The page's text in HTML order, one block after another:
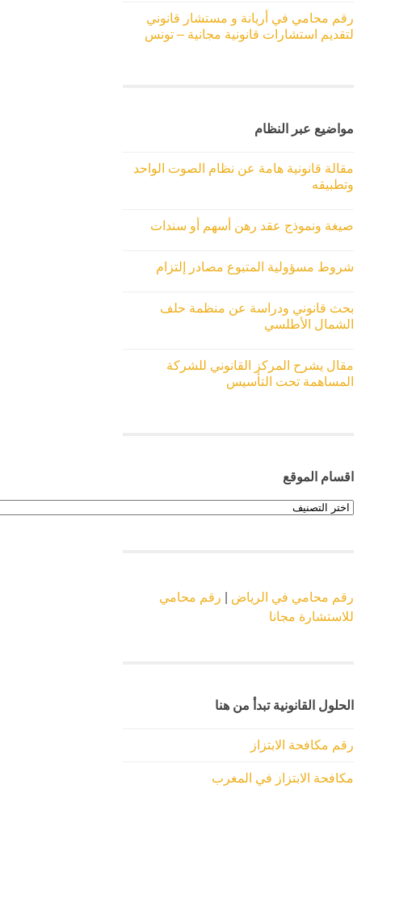
رقم محامي في أريانة و مستشار قانوني
لتقديم استشارات قانونية مجانية – تونس
مواضيع عبر النظام
مقالة قانونية هامة عن نظام الصوت الواحد
وتطبيقه
صيغة ونموذج عقد رهن أسهم أو سندات
شروط مسؤولية المتبوع مصادر إلتزام
بحث قانوني ودراسة عن منظمة حلف
الشمال الأطلسي
مقال يشرح المركز القانوني للشركة
المساهمة تحت التأسيس
اقسام الموقع
اقسام
الموقع
رقم محامي في الرياض
رقم محامي
للاستشارة مجانا
الحلول القانونية تبدأ من هنا
رقم مكافحة الابتزاز
مكافحة الابتزاز في المغرب